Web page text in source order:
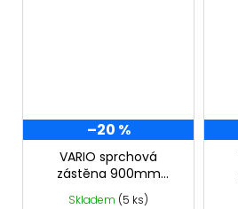
–20 %
VARIO sprchová
zástěna 900mm
tmavé sklo GX1390
Skladem (5 ks)